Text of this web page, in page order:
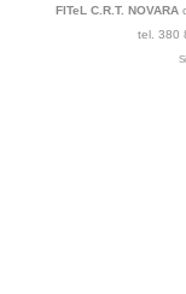
FITeL C.R.T. NOVARA
tel. 380